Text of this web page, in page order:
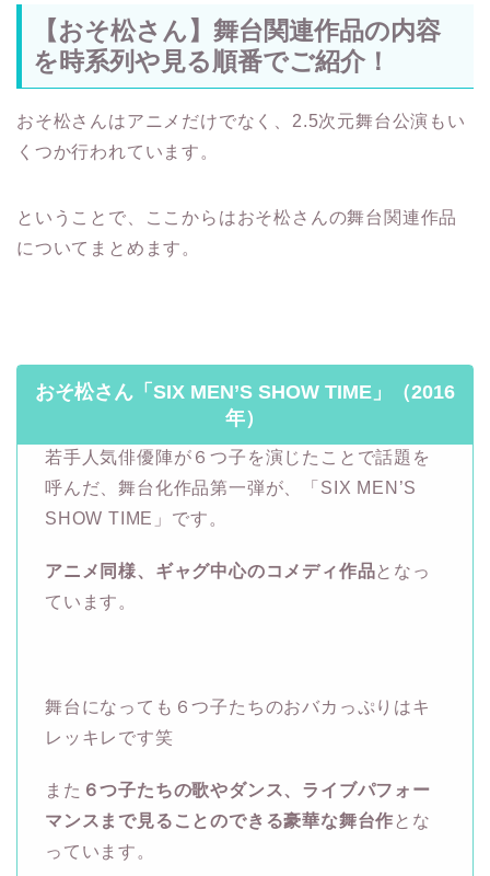
【おそ松さん】舞台関連作品の内容
を時系列や見る順番でご紹介！
おそ松さんはアニメだけでなく、2.5次元舞台公演もい
くつか行われています。
ということで、ここからはおそ松さんの舞台関連作品
についてまとめます。
おそ松さん「SIX MEN’S SHOW TIME」（2016
年）
若手人気俳優陣が６つ子を演じたことで話題を
呼んだ、舞台化作品第一弾が、「SIX MEN’S
SHOW TIME」です。
アニメ同様、ギャグ中心のコメディ作品となっ
ています。
舞台になっても６つ子たちのおバカっぷりはキ
レッキレです笑
また ６つ子たちの歌やダンス、ライブパフォー
マンスまで見ることのできる豪華な舞台作 とな
っています。